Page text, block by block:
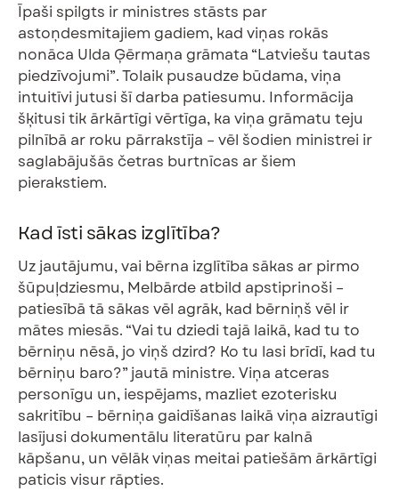
Īpaši spilgts ir ministres stāsts par
astoņdesmitajiem gadiem, kad viņas rokās
nonāca Ulda Ģērmaņa grāmata “Latviešu tautas
piedzīvojumi”. Tolaik pusaudze būdama, viņa
intuitīvi jutusi šī darba patiesumu. Informācija
šķitusi tik ārkārtīgi vērtīga, ka viņa grāmatu teju
pilnībā ar roku pārrakstīja – vēl šodien ministrei ir
saglabājušās četras burtnīcas ar šiem
pierakstiem.
Kad īsti sākas izglītība?
Uz jautājumu, vai bērna izglītība sākas ar pirmo
šūpuļdziesmu, Melbārde atbild apstiprinoši –
patiesībā tā sākas vēl agrāk, kad bērniņš vēl ir
mātes miesās. “Vai tu dziedi tajā laikā, kad tu to
bērniņu nēsā, jo viņš dzird? Ko tu lasi brīdī, kad tu
bērniņu baro?” jautā ministre. Viņa atceras
personīgu un, iespējams, mazliet ezoterisku
sakritību – bērniņa gaidīšanas laikā viņa aizrautīgi
lasījusi dokumentālu literatūru par kalnā
kāpšanu, un vēlāk viņas meitai patiešām ārkārtīgi
paticis visur rāpties.